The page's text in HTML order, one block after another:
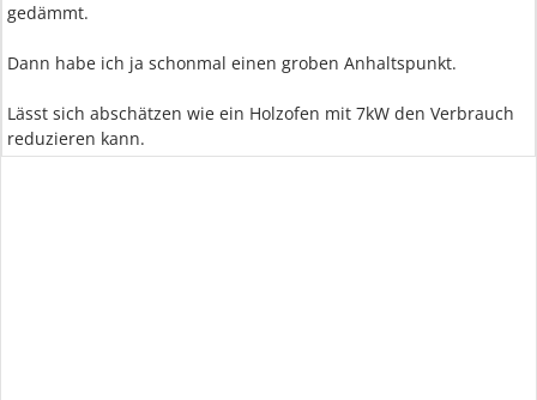
gedämmt.
Dann habe ich ja schonmal einen groben Anhaltspunkt.
Lässt sich abschätzen wie ein Holzofen mit 7kW den Verbrauch
reduzieren kann.